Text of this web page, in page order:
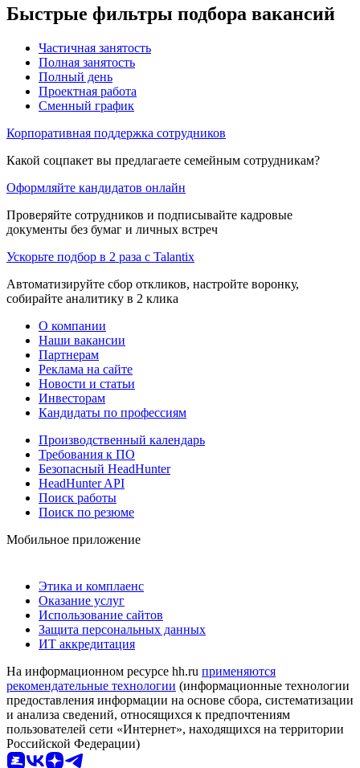
Быстрые фильтры подбора вакансий
Частичная занятость
Полная занятость
Полный день
Проектная работа
Сменный график
Корпоративная поддержка сотрудников
Какой соцпакет вы предлагаете семейным сотрудникам?
Оформляйте кандидатов онлайн
Проверяйте сотрудников и подписывайте кадровые
документы без бумаг и личных встреч
Ускорьте подбор в 2 раза с Talantix
Автоматизируйте сбор откликов, настройте воронку,
собирайте аналитику в 2 клика
О компании
Наши вакансии
Партнерам
Реклама на сайте
Новости и статьи
Инвесторам
Кандидаты по профессиям
Производственный календарь
Требования к ПО
Безопасный HeadHunter
HeadHunter API
Поиск работы
Поиск по резюме
Мобильное приложение
Этика и комплаенс
Оказание услуг
Использование сайтов
Защита персональных данных
ИТ аккредитация
На информационном ресурсе hh.ru применяются
рекомендательные технологии (информационные технологии
предоставления информации на основе сбора, систематизации
и анализа сведений, относящихся к предпочтениям
пользователей сети «Интернет», находящихся на территории
Российской Федерации)